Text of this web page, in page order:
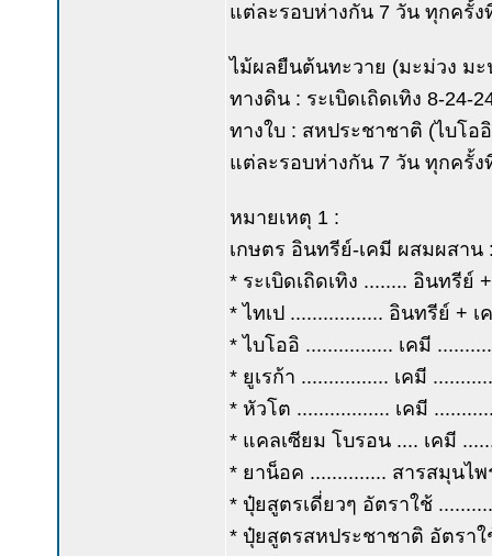
แต่ละรอบห่างกัน 7 วัน ทุกครั้
ไม้ผลยืนต้นทะวาย (มะม่วง ม
ทางดิน : ระเบิดเถิดเทิง 8-
ทางใบ : สหประชาชาติ (ไบโอ
แต่ละรอบห่างกัน 7 วัน ทุกครั้
หมายเหตุ 1 :
เกษตร อินทรีย์-เคมี ผสมผสาน
* ระเบิดเถิดเทิง ........ อินทรีย์
* ไทเป ................. อินทรีย์ +
* ไบโออิ ................ เคมี
* ยูเรก้า ................ เคมี
* หัวโต ................. เคมี
* แคลเซียม โบรอน .... เคมี
* ยาน็อค .............. สารสมุนไ
* ปุ๋ยสูตรเดี่ยวๆ อัตราใช้
* ปุ๋ยสูตรสหประชาชาติ อัตราใ